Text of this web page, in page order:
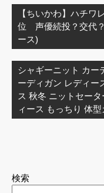
稿
ナ
ビ
ゲ
ー
シ
ョ
ン
【ちいかわ】ハチ
位 声優続投？交代
ース)
シャギーニット カー
ーディガン レディー
ス 秋冬 ニットセー
ィース もっちり 体型
検索